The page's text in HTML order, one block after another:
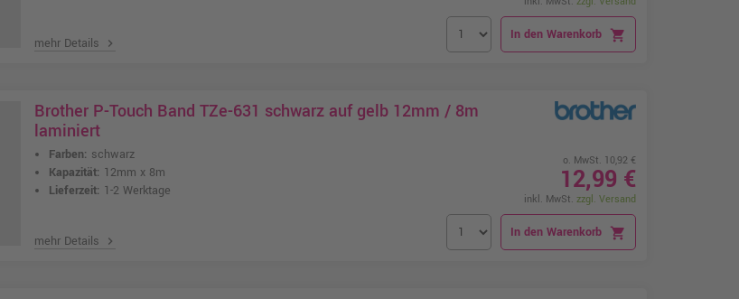
mehr Details chevron_right
In den Warenkorb shopping_cart
Brother P-Touch Band TZe-631 schwarz auf gelb 12mm / 8m
laminiert
Farben: schwarz
Kapazität: 12mm x 8m
Lieferzeit: 1-2 Werktage
mehr Details chevron_right
o. MwSt. 10,92 €
12,99 €
inkl. MwSt. zzgl. Versand
In den Warenkorb shopping_cart